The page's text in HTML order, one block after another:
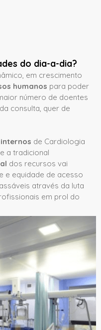
do dia-a-dia?
em crescimento
humanos para poder
número de doentes
consulta, quer de
de Cardiologia
a tradicional
dos recursos vai
e equidade de acesso
através da luta
em prol do